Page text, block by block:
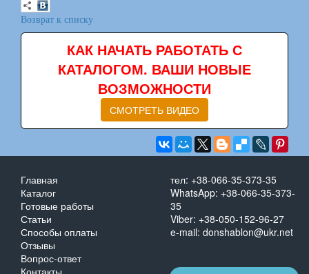
Возврат к списку
КАК НАЧАТЬ РАБОТАТЬ С
КАТАЛОГОМ. ВАШИ НОВЫЕ
ВОЗМОЖНОСТИ
СМОТРЕТЬ ВИДЕО
Главная
Каталог
Готовые работы
Статьи
Способы оплаты
Отзывы
Вопрос-ответ
тел: +38-066-35-373-35
WhatsApp: +38-066-35-373-
35
Viber: +38-050-152-96-27
e-mail: donshablon@ukr.net